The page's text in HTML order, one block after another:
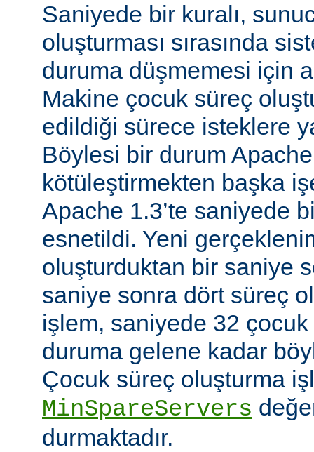
Saniyede bir kuralı,
oluşturması sırasında
duruma düşmemesi için
Makine çocuk süreç
edildiği sürece isteklere
Böylesi bir durum
kötüleştirmekten başka
Apache 1.3’te saniyede
esnetildi. Yeni
oluşturduktan bir saniye
saniye sonra dört süreç
işlem, saniyede 32
duruma gelene kadar
Çocuk süreç oluşturma
MinSpareServers
durmaktadır.